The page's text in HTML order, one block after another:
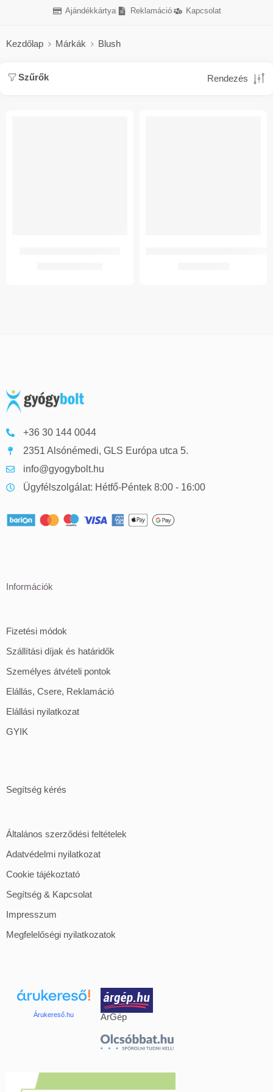
Ajándékkártya Reklamáció Kapcsolat
Kezdőlap Márkák Blush
Szűrők Rendezés
+36 30 144 0044
2351 Alsónémedi, GLS Európa utca 5.
info@gyogybolt.hu
Ügyfélszolgálat: Hétfő-Péntek 8:00 - 16:00
Információk
Fizetési módok
Szállítási díjak és határidők
Személyes átvételi pontok
Elállás, Csere, Reklamáció
Elállási nyilatkozat
GYIK
Segítség kérés
Általános szerződési feltételek
Adatvédelmi nyilatkozat
Cookie tájékoztató
Segítség & Kapcsolat
Impresszum
Megfelelőségi nyilatkozatok
Árukereső.hu ÁrGép